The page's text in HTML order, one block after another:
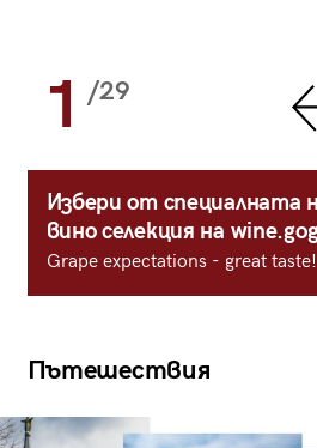
1 /29
Избери от специалната
вино селекция на
Grape expectations - great taste!
Пътешествия